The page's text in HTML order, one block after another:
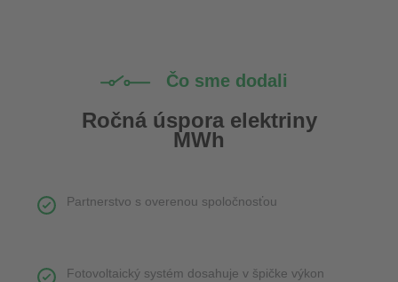
Čo sme dodali
Ročná úspora elektriny
MWh
Partnerstvo s overenou spoločnosťou
Fotovoltaický systém dosahuje v špičke výkon